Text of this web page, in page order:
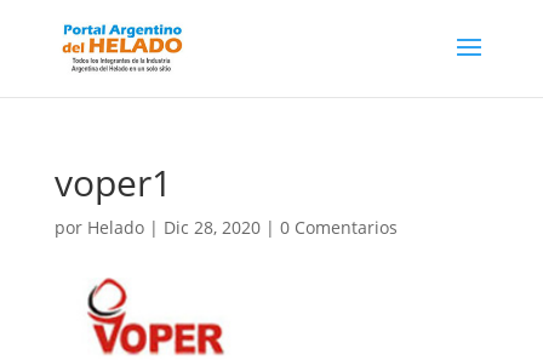
voper1
por Helado| Dic 28, 2020| 0 Comentarios